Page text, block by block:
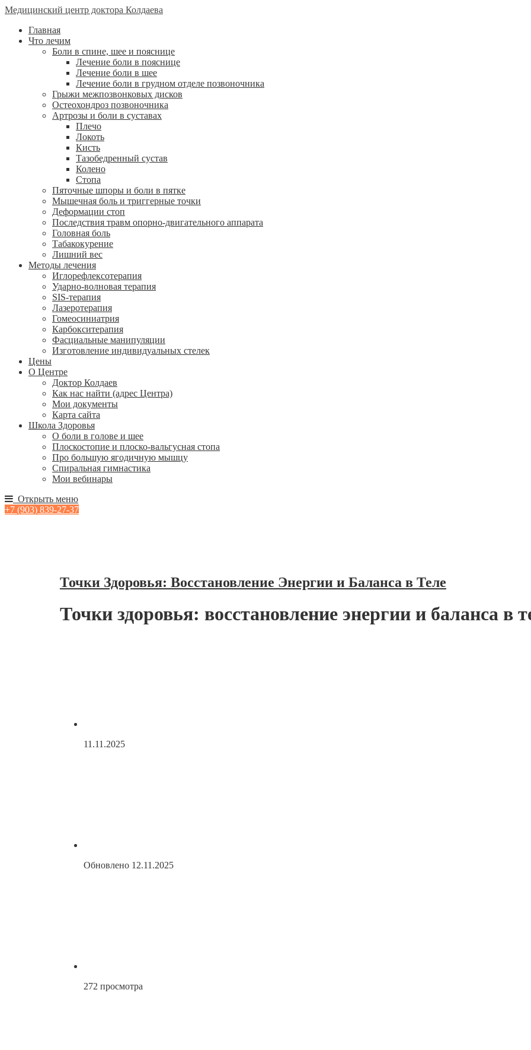
Медицинский центр доктора Колдаева
Главная
Что лечим
Боли в спине, шее и пояснице
Лечение боли в пояснице
Лечение боли в шее
Лечение боли в грудном отделе позвоночника
Грыжи межпозвонковых дисков
Остеохондроз позвоночника
Артрозы и боли в суставах
Плечо
Локоть
Кисть
Тазобедренный сустав
Колено
Стопа
Пяточные шпоры и боли в пятке
Мышечная боль и триггерные точки
Деформации стоп
Последствия травм опорно-двигательного аппарата
Головная боль
Табакокурение
Лишний вес
Методы лечения
Иглорефлексотерапия
Ударно-волновая терапия
SIS-терапия
Лазеротерапия
Гомеосиниатрия
Карбокситерапия
Фасциальные манипуляции
Изготовление индивидуальных стелек
Цены
О Центре
Доктор Колдаев
Как нас найти (адрес Центра)
Мои документы
Карта сайта
Школа Здоровья
О боли в голове и шее
Плоскостопие и плоско-вальгусная стопа
Про большую ягодичную мышцу
Спиральная гимнастика
Мои вебинары
Открыть меню
+7 (903) 839-27-37
Точки Здоровья: Восстановление Энергии и Баланса в Теле
Точки здоровья: восстановление энергии и баланса в
11.11.2025
Обновлено12.11.2025
272 просмотра